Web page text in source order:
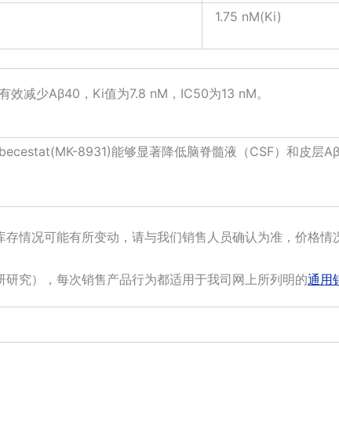
1.75 nM(Ki)
减少Aβ40，Ki值为7.8 nM，IC50为13 nM。
8931)能够显著降低脑脊髓液（CSF）和皮层
情况可能有所变动，请与我们销售人员确认为准，价格情
究），每次销售产品行为都适用于我司网上所列明的通用